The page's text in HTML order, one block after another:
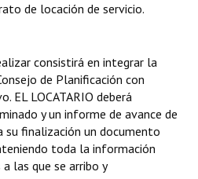
de locación de servicio.
consistirá en integrar la
de Planificación con
EL LOCATARIO deberá
y un informe de avance de
su finalización un documento
toda la información
las que se arribo y